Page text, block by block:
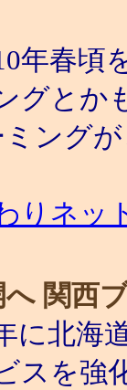
年春頃
グとか
ング
りネッ
関西
に北海
スを強